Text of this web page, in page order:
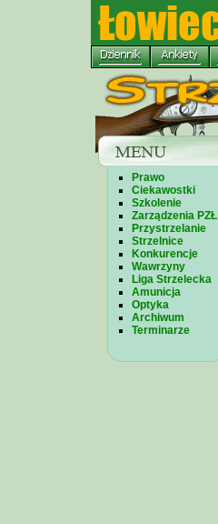
Prawo
Ciekawostki
Szkolenie
Zarządzenia PZŁ
Przystrzelanie
Strzelnice
Konkurencje
Wawrzyny
Liga Strzelecka
Amunicja
Optyka
Archiwum
Terminarze